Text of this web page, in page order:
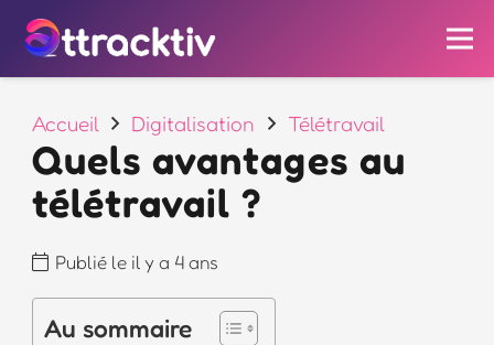
Accueil Digitalisation Télétravail
Quels avantages au
télétravail ?
Publié le il y a 4 ans
Au sommaire